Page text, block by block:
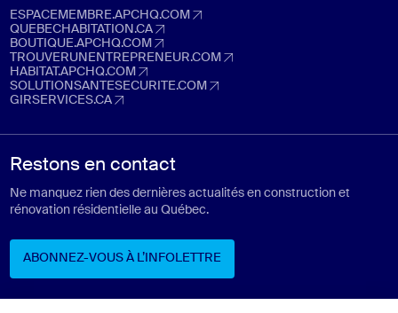
ESPACEMEMBRE.APCHQ.COM
espacemembre.apchq.com (Ouvre dans un nouvel onglet)
QUEBECHABITATION.CA
quebechabitation.ca (Ouvre dans un nouvel onglet)
BOUTIQUE.APCHQ.COM
boutique.apchq.com (Ouvre dans un nouvel onglet)
TROUVERUNENTREPRENEUR.COM
trouverunentrepreneur.com (Ouvre dans un nouvel onglet)
HABITAT.APCHQ.COM
habitat.apchq.com (Ouvre dans un nouvel onglet)
SOLUTIONSANTESECURITE.COM
solutionsantesecurite.com (Ouvre dans un nouvel onglet)
GIRSERVICES.CA
Restons en contact
Ne manquez rien des dernières actualités en construction et
rénovation résidentielle au Québec.
ABONNEZ-VOUS À L’INFOLETTRE
ABONNEZ-VOUS À L’INFOLETTRE